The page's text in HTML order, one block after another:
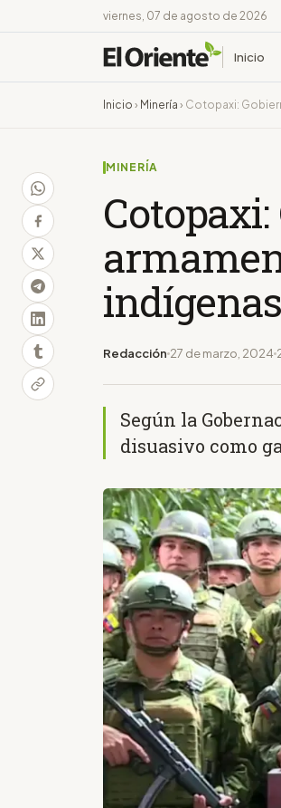
viernes, 07 de agosto de 2026
Inicio
Inicio › Minería › Cotopaxi:
MINERÍA
indígenas
Redacción 27 de marzo, 2024
Según la
disuasivo como